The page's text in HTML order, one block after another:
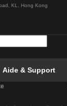
de Lisbonne à Madrid
KL, Hong Kong
Aide & Support